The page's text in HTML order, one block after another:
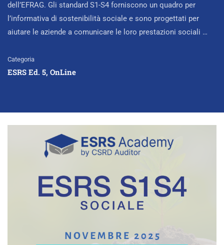
dell’EFRAG. Gli standard S1-S4 forniscono un quadro per
l’informativa di sostenibilità sociale e sono progettati per
aiutare le aziende a comunicare le loro prestazioni sociali …
Categoria
ESRS Ed. 5, OnLine